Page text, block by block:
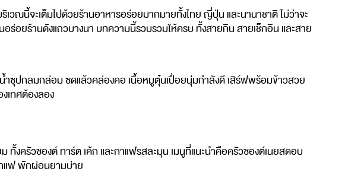
วณนี้จะเต็มไปด้วยร้านอาหารอร่อยมากมายทั้งไทย ญี่ปุ่น และนานาชาติ ไม่ว่าจะ
อยร้านดังแถวบางนา บทความนี้รวบรวมให้ครบ ทั้งสายกิน สายเช็กอิน และสาย
น้ำซุปกลมกล่อม ซดแล้วคล่องคอ เนื้อหมูตุ๋นเปื่อยนุ่มกำลังดี เสิร์ฟพร้อมข้าวสวย
เทศต้องลอง
งครัวซองต์ ทาร์ต เค้ก และกาแฟรสละมุน เมนูที่แนะนำคือครัวซองต์เนยสดอบ
าแฟ พักผ่อนยามบ่าย